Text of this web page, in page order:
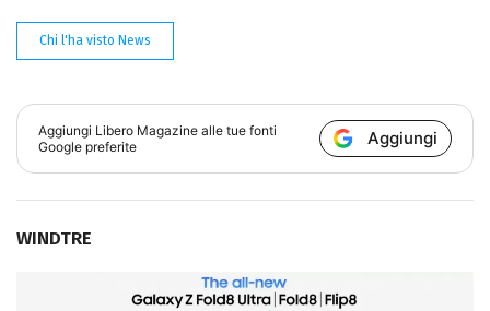
Chi l'ha visto News
Aggiungi Libero Magazine alle tue fonti
Google preferite
Aggiungi
WINDTRE